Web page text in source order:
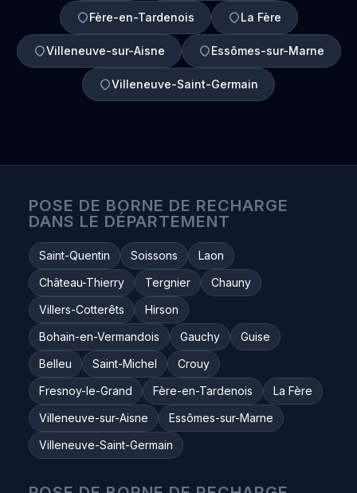
Fère-en-Tardenois La Fère
Villeneuve-sur-Aisne Essômes-sur-Marne
Villeneuve-Saint-Germain
POSE DE BORNE DE RECHARGE
DANS LE DÉPARTEMENT
Saint-Quentin Soissons
Laon
Château-Thierry
Tergnier
Chauny
Villers-Cotterêts
Hirson
Bohain-en-Vermandois
Gauchy
Guise
Belleu
Saint-Michel
Crouy
Fresnoy-le-Grand
Fère-en-Tardenois
La Fère
Villeneuve-sur-Aisne
Essômes-sur-Marne
Villeneuve-Saint-Germain